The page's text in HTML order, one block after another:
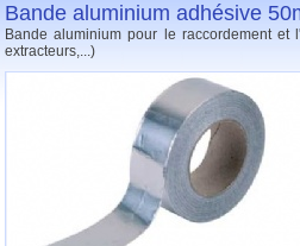
Bande aluminium adhésive
Bande aluminium pour le raccordement et
extracteurs,...)